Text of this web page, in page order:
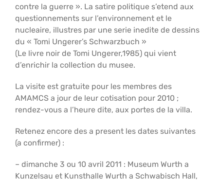
contre la guerre ». La satire politique s’etend aux
questionnements sur l’environnement et le
nucleaire, illustres par une serie inedite de dessins
du « Tomi Ungerer’s Schwarzbuch »
(Le livre noir de Tomi Ungerer,1985) qui vient
d’enrichir la collection du musee.
La visite est gratuite pour les membres des
AMAMCS a jour de leur cotisation pour 2010 ;
rendez-vous a l’heure dite, aux portes de la villa.
Retenez encore des a present les dates suivantes
(a confirmer) :
– dimanche 3 ou 10 avril 2011 : Museum Wurth a
Kunzelsau et Kunsthalle Wurth a Schwabisch Hall,